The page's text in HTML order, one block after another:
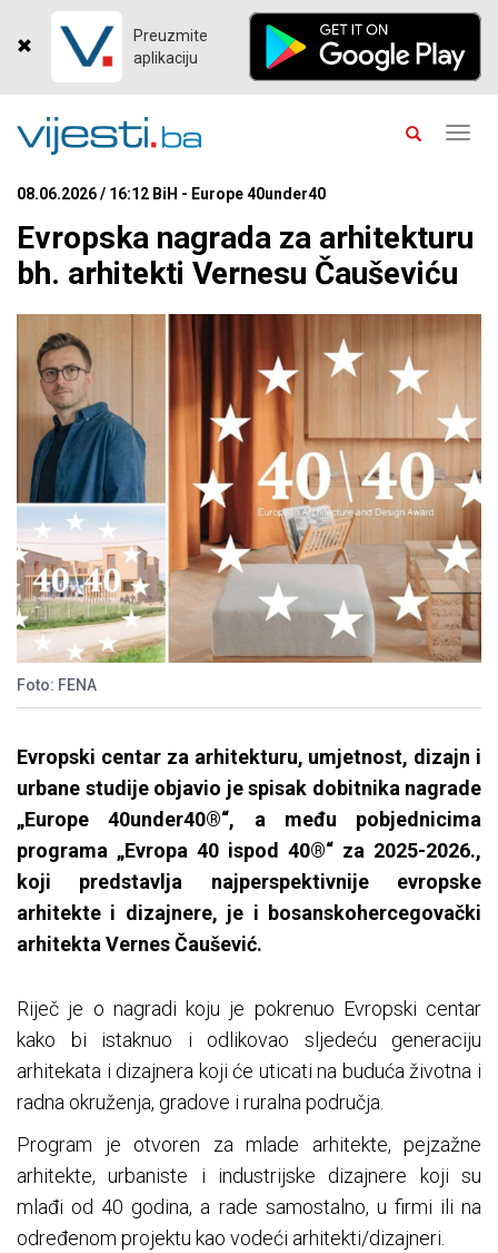
Preuzmite
aplikaciju
08.06.2026 / 16:12 BiH - Europe 40under40
Evropska nagrada za arhitekturu
bh. arhitekti Vernesu Čauševiću
Foto: FENA
Evropski centar za arhitekturu, umjetnost, dizajn i
urbane studije objavio je spisak dobitnika nagrade
„Europe 40under40®“, a među pobjednicima
programa „Evropa 40 ispod 40®“ za 2025-2026.,
koji predstavlja najperspektivnije evropske
arhitekte i dizajnere, je i bosanskohercegovački
arhitekta Vernes Čaušević.
Riječ je o nagradi koju je pokrenuo Evropski centar
kako bi istaknuo i odlikovao sljedeću generaciju
arhitekata i dizajnera koji će uticati na buduća životna i
radna okruženja, gradove i ruralna područja.
Program je otvoren za mlade arhitekte, pejzažne
arhitekte, urbaniste i industrijske dizajnere koji su
mlađi od 40 godina, a rade samostalno, u firmi ili na
određenom projektu kao vodeći arhitekti/dizajneri.